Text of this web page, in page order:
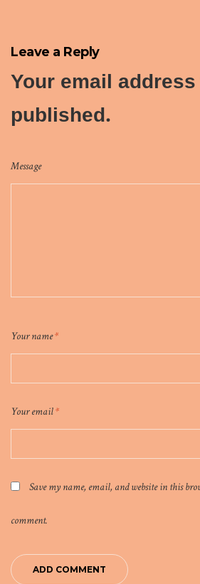
Leave a Reply
Your email
published.
Message
Your name*
Your email*
Save my name, email, and website in this
comment.